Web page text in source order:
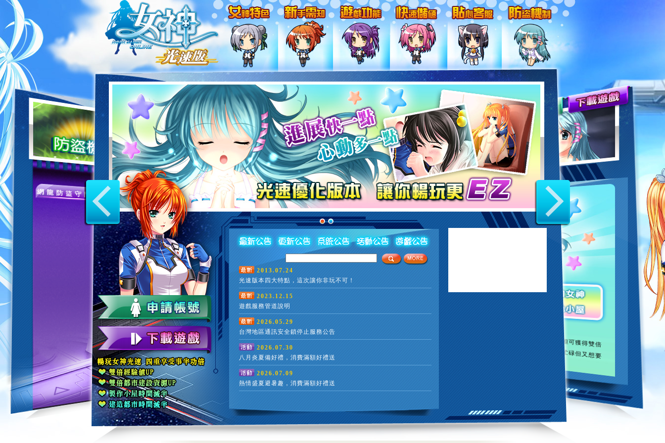
2013.07.24
光速版本四大特點，這次讓你非玩不可！
2023.12.15
遊戲服務管道說明
2026.05.29
台灣地區通訊安全鎖停止服務公告
2026.07.30
八月炎夏備好禮，消費滿額好禮送
2026.07.09
熱情盛夏避暑趣，消費滿額好禮送
女神夥伴
光速優化版本
為了讓玩家更輕鬆的暢玩女神，特別推出「光速版」提供玩家選擇。玩家在遊戲內不但可獲得雙倍
經驗值和都市資源，另外在製作小屋和建造都市方面的時間也都減半，非常適合生活忙碌但又想要
女神光速版採用SLG戰鬥模式，在每場戰役中，都有不同的地型和目標，玩家必須運用不同的戰
略
才
能獲得勝利。甚至某些關卡，敵軍會不定時出現增援部隊，考驗團隊的默契搭配，
強
調
互
助
與
分
工
的重要性，玩家彼此間的戰術運用往往才是決勝的關鍵。
網龍防盜守門員
網龍防盜守門員
第一次使用時須申請帳號綁定，可點擊下方
【申請防盜守門員，由此進入】
按鈕後連結相關申請網頁，按
照網址指示流程，進行綁定LINE帳號。
一個遊戲帳號最多能綁定三個不同的LINE帳號進行解鎖，而一個LINE帳號最多能綁定三個遊戲帳號。
完
成
綁
定
後
，進入選角畫面，即可用綁定LINE帳號手機打開LINE應用程式後，掃描畫面中顯示之QRcode進
行
帳
號
登
入
解
鎖